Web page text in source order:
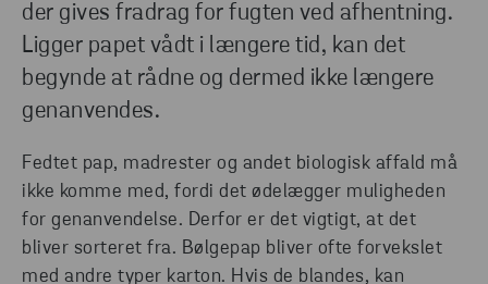
der gives fradrag for fugten ved afhentning.
Ligger papet vådt i længere tid, kan det
begynde at rådne og dermed ikke længere
genanvendes.
Fedtet pap, madrester og andet biologisk affald må
ikke komme med, fordi det ødelægger muligheden
for genanvendelse. Derfor er det vigtigt, at det
bliver sorteret fra. Bølgepap bliver ofte forvekslet
med andre typer karton. Hvis de blandes, kan